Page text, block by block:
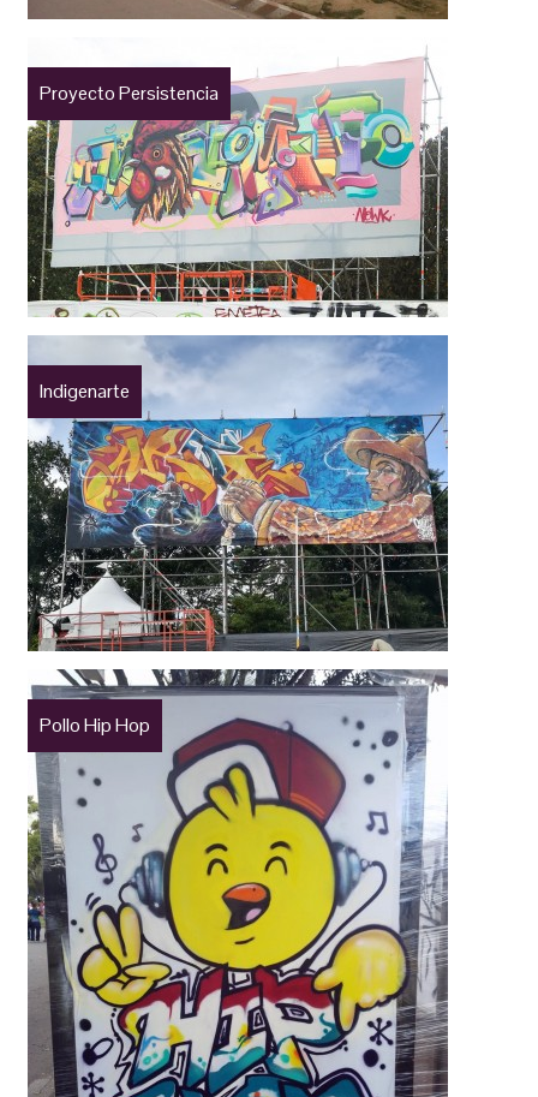
Proyecto Persistencia
Indigenarte
Pollo Hip Hop